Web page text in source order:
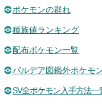
ポケモンの群れ
種族値ランキング
配布ポケモン一覧
パルデア図鑑外ポケモ
SV全ポケモン入手方法一